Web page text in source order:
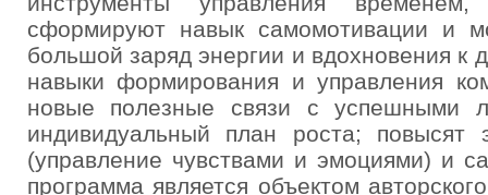
сформируют навык самомотивации и
большой заряд энергии и вдохновения к
навыки формирования и управления
новые полезные связи с успешными
индивидуальный план роста; повысят
(управление чувствами и эмоциями) и
программа является объектом